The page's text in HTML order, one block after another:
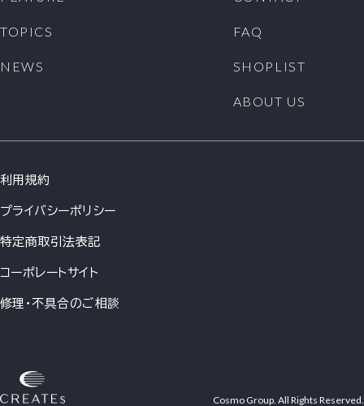
(4)その他、この利用規約に反する行為をすること
第6条 (会員情報の取扱い)
く第三者に対して開示することはありません。ただし、
員情報その他のお客様情報を開示できるものとします。
(2)当社の権利、利益、名誉等を保護するために必要で
2. 会員情報につきましては、当社の「個人情報保護への
を、会員へのサービス提供、サービス内容の向上、サー
ビスの利用促進、およびサービスの健全かつ円滑な運
営の確保を図る目的のために、当社おいて利用するこ
とができるものとします。
による情報提供(広告を含みます)を行うことができるも
提供につきましては、会員の希望により停止をすること
はできません。
TOPICS
NEWS
FAQ
SHOPLIST
ABOUT US
利用規約
プライバシーポリシー
特定商取引法表記
コーポレートサイト
修理・不具合のご相談
Cosmo Group. All Rights Reserved.